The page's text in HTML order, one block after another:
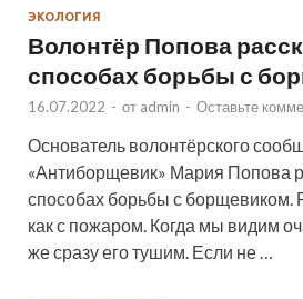
ЭКОЛОГИЯ
Волонтёр Попова
способах борьбы с
16.07.2022 - от admin - Оставьте
Основатель волонтёрского
«Антиборщевик» Мария Попова
способах борьбы с борщевиком.
как с пожаром. Когда мы видим
же сразу его тушим. Если не …